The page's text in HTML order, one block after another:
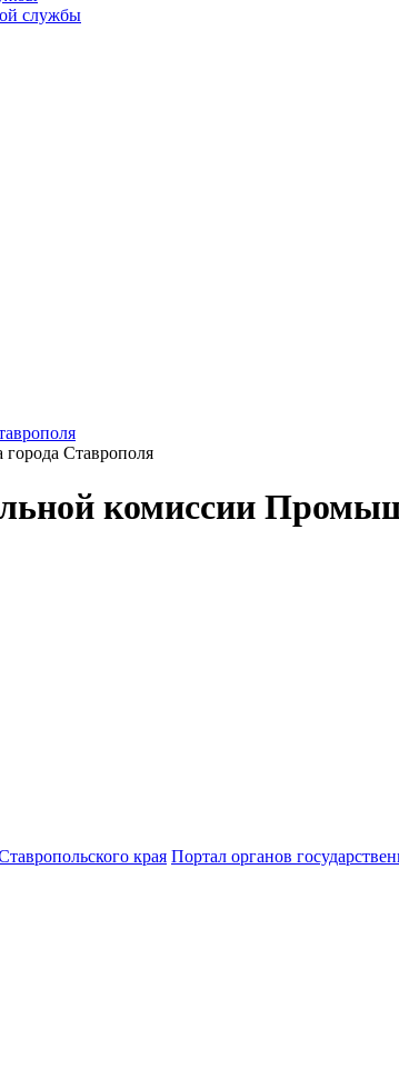
службы
Ставрополя
комиссии
края Портал органов